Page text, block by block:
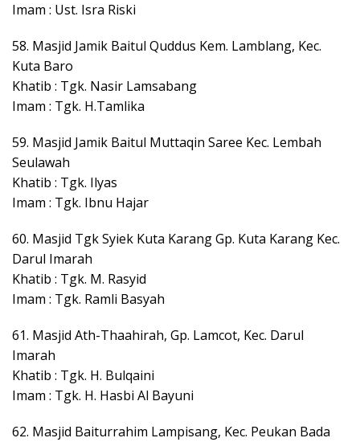
Imam : Ust. Isra Riski
58. Masjid Jamik Baitul Quddus Kem. Lamblang, Kec.
Kuta Baro
Khatib : Tgk. Nasir Lamsabang
Imam : Tgk. H.Tamlika
59. Masjid Jamik Baitul Muttaqin Saree Kec. Lembah
Seulawah
Khatib : Tgk. Ilyas
Imam : Tgk. Ibnu Hajar
60. Masjid Tgk Syiek Kuta Karang Gp. Kuta Karang Kec.
Darul Imarah
Khatib : Tgk. M. Rasyid
Imam : Tgk. Ramli Basyah
61. Masjid Ath-Thaahirah, Gp. Lamcot, Kec. Darul
Imarah
Khatib : Tgk. H. Bulqaini
Imam : Tgk. H. Hasbi Al Bayuni
62. Masjid Baiturrahim Lampisang, Kec. Peukan Bada